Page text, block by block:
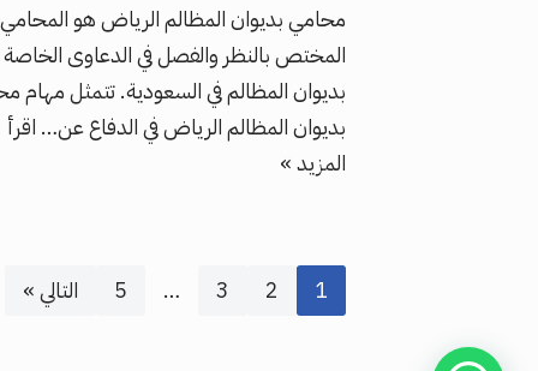
محامي بديوان المظالم الرياض هو المحامي
المختص بالنظر والفصل في الدعاوى الخاصة
بديوان المظالم في السعودية. تتمثل مهام
بديوان المظالم الرياض في الدفاع عن… اقرأ
المزيد »
1
2
3
…
5 التالي »